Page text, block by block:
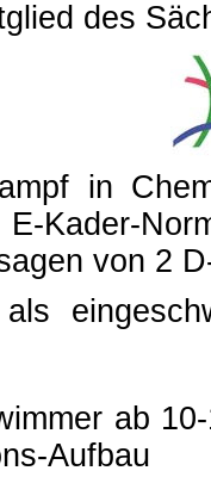
des
in
Kader-
von 2
ab
Aufbau